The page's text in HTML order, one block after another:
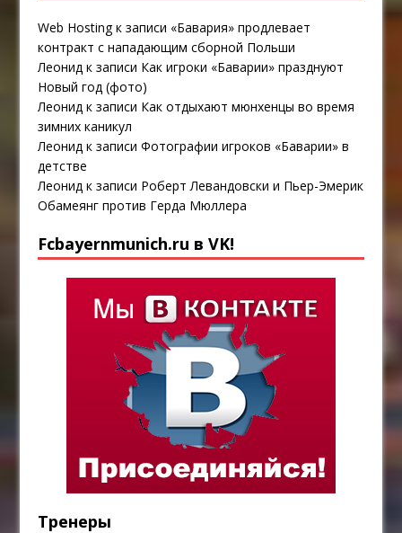
Web Hostingк записи «Бавария» продлевает
контракт с нападающим сборной Польши
Леонид к записи Как игроки «Баварии» празднуют
Новый год (фото)
Леонид к записи Как отдыхают мюнхенцы во время
зимних каникул
Леонид к записиФотографии игроков «Баварии» в
детстве
Леонид к записи Роберт Левандовски и Пьер-Эмерик
Обамеянг против Герда Мюллера
Fcbayernmunich.ru в VK!
Тренеры